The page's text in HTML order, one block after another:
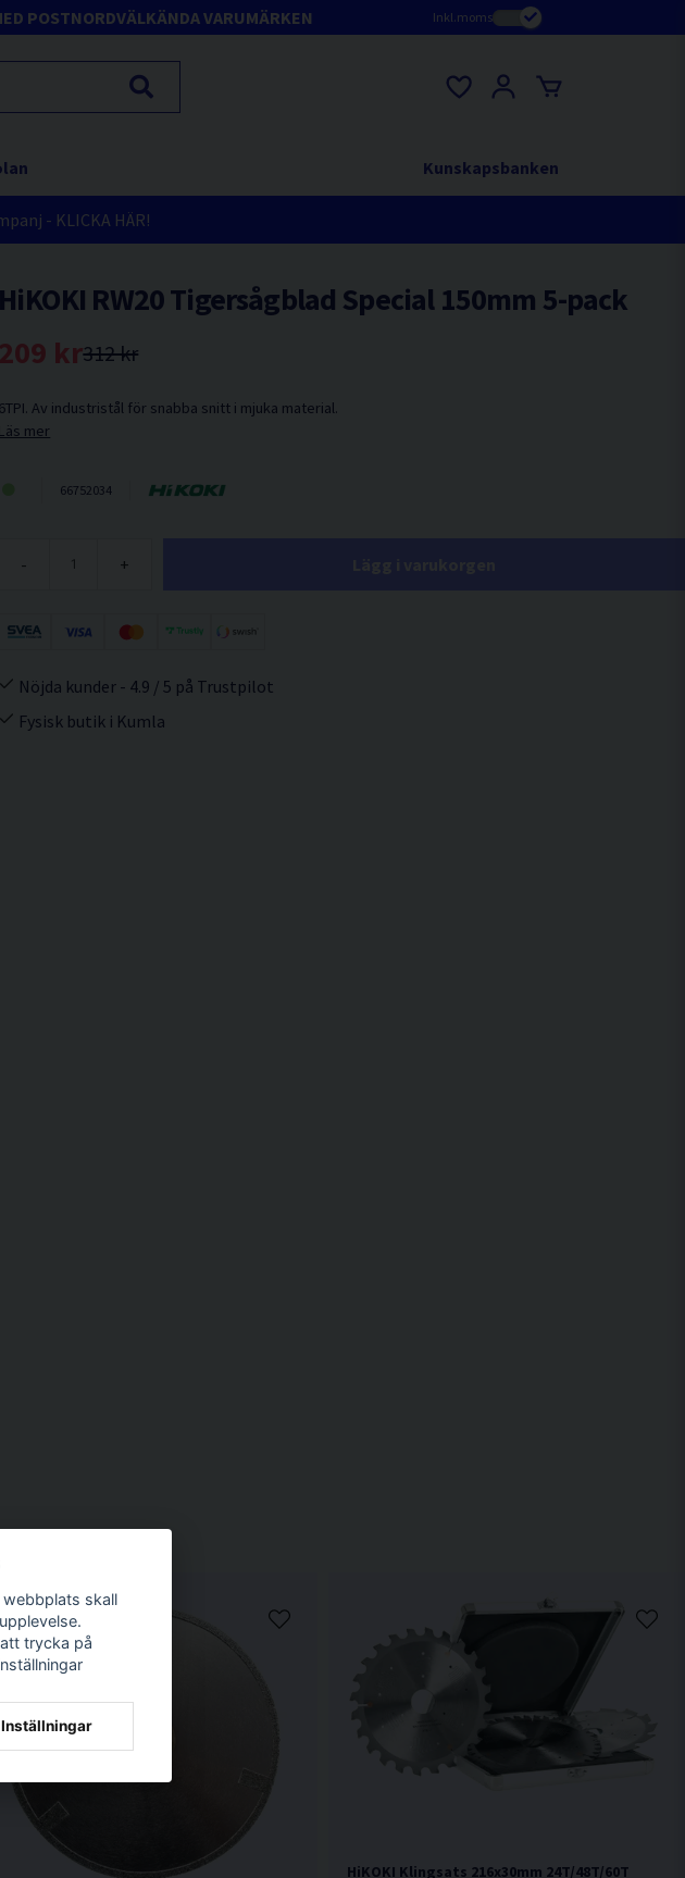
POSTNORDVÄLKÄNDA VARUMÄRKEN Inkl.moms
Kunskapsbanken
- KLICKA HÄR!
HiKOKI RW20 Tigersågblad Special 150mm 5-pack
312 kr
209 kr
6TPI. Av industristål för snabba snitt i mjuka material.
Läs mer
66752034
- +
Nöjda kunder - 4.9 / 5 på Trustpilot
Fysisk butik i Kumla
HiKOKI Klingsats 216x30mm 24T/48T/60T
skall
trycka på
Inställningar